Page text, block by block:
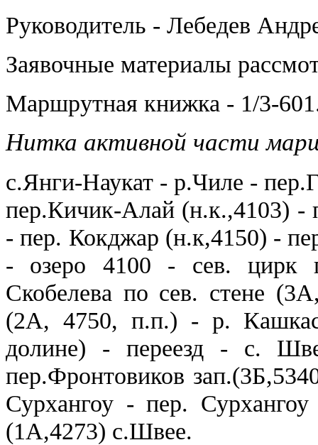
Руководитель - Лебедев
Заявочные материалы
Маршрутная книжка - 1/3-
Нитка активной части
с.Янги-Наукат - р.Чиле -
пер.Кичик-Алай (н.к.,4103)
- пер. Кокджар (н.к,4150) -
- озеро 4100 - сев. цирк
Скобелева по сев. стене
(2А, 4750, п.п.) - р.
долине) - переезд - с.
пер.Фронтовиков
Сурхангоу - пер.
(1А,4273) с.Швее.